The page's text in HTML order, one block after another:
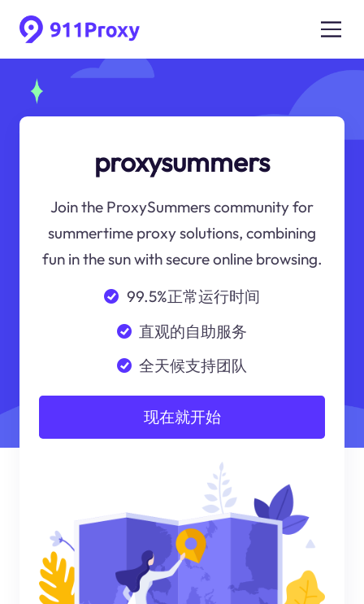
proxysummers
Join the ProxySummers community for
summertime proxy solutions, combining
fun in the sun with secure online browsing.
99.5%正常运行时间
直观的自助服务
全天候支持团队
现在就开始